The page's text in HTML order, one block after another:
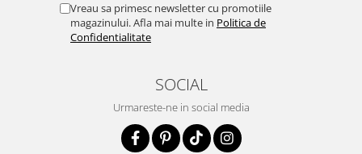
Vreau sa primesc newsletter cu promotiile
magazinului. Afla mai multe in Politica de
Confidentialitate
SOCIAL
Urmareste-ne in social media